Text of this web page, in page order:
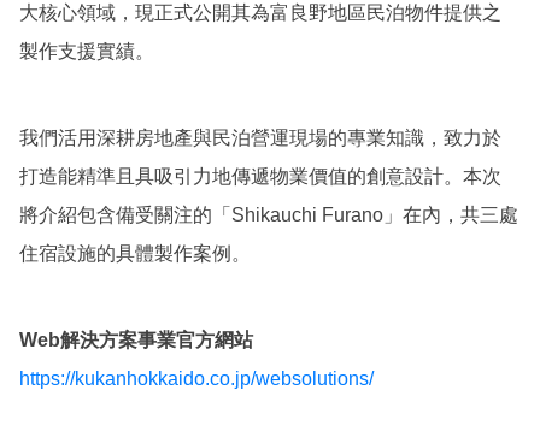
大核心領域，現正式公開其為富良野地區民泊物件提供之
製作支援實績。
我們活用深耕房地產與民泊營運現場的專業知識，致力於
打造能精準且具吸引力地傳遞物業價值的創意設計。本次
將介紹包含備受關注的「Shikauchi Furano」在內，共三處
住宿設施的具體製作案例。
Web解決方案事業官方網站
https://kukanhokkaido.co.jp/websolutions/